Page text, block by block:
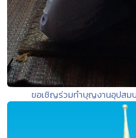
ขอเชิญร่วมทำบุญงานอุปสม